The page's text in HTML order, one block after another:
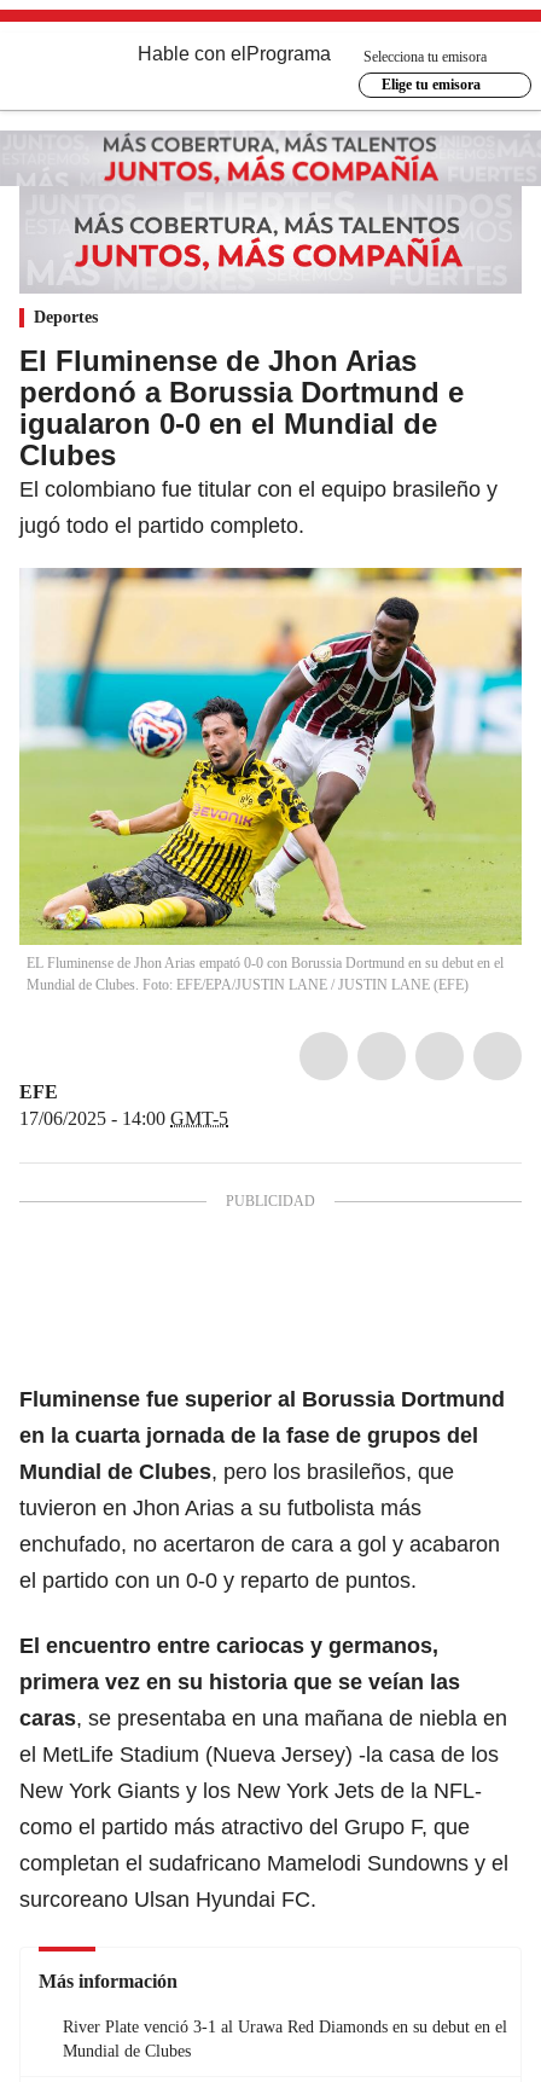
Hable con el Programa
Selecciona tu emisora
Elige tu emisora
Deportes
El Fluminense de Jhon Arias
perdonó a Borussia Dortmund e
igualaron 0-0 en el Mundial de
Clubes
El colombiano fue titular con el equipo brasileño y
jugó todo el partido completo.
EL Fluminense de Jhon Arias empató 0-0 con Borussia Dortmund en su debut en el
Mundial de Clubes. Foto: EFE/EPA/JUSTIN LANE / JUSTIN LANE (EFE)
EFE
17/06/2025 - 14:00 GMT-5
Fluminense fue superior al Borussia Dortmund
en la cuarta jornada de la fase de grupos del
Mundial de Clubes, pero los brasileños, que
tuvieron en Jhon Arias a su futbolista más
enchufado, no acertaron de cara a gol y acabaron
el partido con un 0-0 y reparto de puntos.
El encuentro entre cariocas y germanos,
primera vez en su historia que se veían las
caras, se presentaba en una mañana de niebla en
el MetLife Stadium (Nueva Jersey) -la casa de los
New York Giants y los New York Jets de la NFL-
como el partido más atractivo del Grupo F, que
completan el sudafricano Mamelodi Sundowns y el
surcoreano Ulsan Hyundai FC.
Más información
River Plate venció 3-1 al Urawa Red Diamonds en su debut en el
Mundial de Clubes